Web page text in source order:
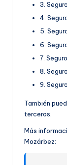
3.
4.
5.
6.
7.
8.
9.
También
terceros.
Más
Mozárbez: